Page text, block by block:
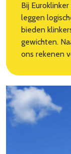
Bij
leggen
bieden
gewichten.
ons rekenen